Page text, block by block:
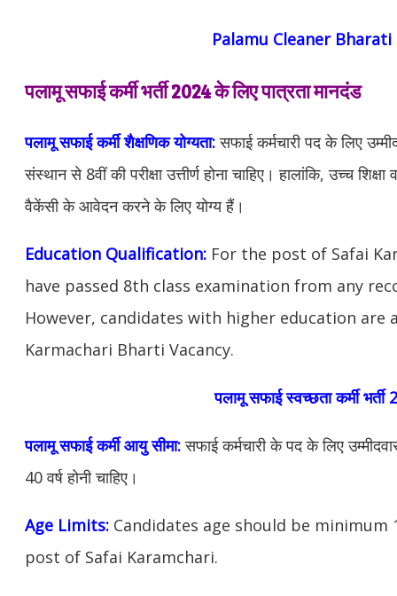
Palamu Cleaner Bharati
पलामू सफाई कर्मी भर्ती 2024 के लिए पात्रता मानदंड
पलामू सफाई कर्मीशैक्षणिक योग्यता:सफाई कर्मचारी पद के लिए
संस्थान से 8वीं की परीक्षा उत्तीर्ण होना चाहिए। हालांकि, उच्च शिक्षा
वैकेंसी के आवेदन करने के लिए योग्य हैं।
Education Qualification: For the post of Safai
have passed 8th class examination from any
However, candidates with higher education are
Karmachari Bharti Vacancy.
पलामू सफाई स्वच्छता कर्मी
पलामू सफाई कर्मी आयु सीमा:सफाई कर्मचारी के पद के लिए
40 वर्ष होनी चाहिए।
Age Limits: Candidates age should be minimum
post of Safai Karamchari.